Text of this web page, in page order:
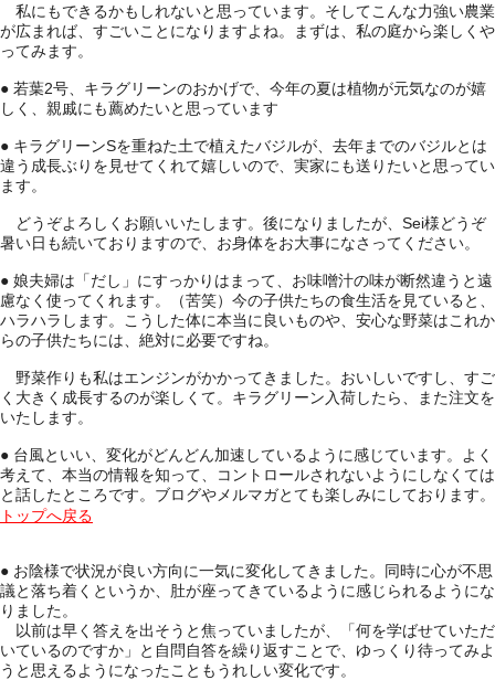
私にもできるかもしれないと思っています。そしてこんな力強い農業
が広まれば、すごいことになりますよね。まずは、私の庭から楽しくや
ってみます。
● 若葉2号、キラグリーンのおかげで、今年の夏は植物が元気なのが嬉
しく、親戚にも薦めたいと思っています
● キラグリーンSを重ねた土で植えたバジルが、去年までのバジルとは
違う成長ぶりを見せてくれて嬉しいので、実家にも送りたいと思ってい
ます。
どうぞよろしくお願いいたします。後になりましたが、Sei様どうぞ
暑い日も続いておりますので、お身体をお大事になさってください。
● 娘夫婦は「だし」にすっかりはまって、お味噌汁の味が断然違うと遠
慮なく使ってくれます。（苦笑）今の子供たちの食生活を見ていると、
ハラハラします。こうした体に本当に良いものや、安心な野菜はこれか
らの子供たちには、絶対に必要ですね。
野菜作りも私はエンジンがかかってきました。おいしいですし、すご
く大きく成長するのが楽しくて。キラグリーン入荷したら、また注文を
いたします。
● 台風といい、変化がどんどん加速しているように感じています。よく
考えて、本当の情報を知って、コントロールされないようにしなくては
と話したところです。ブログやメルマガとても楽しみにしております。
トップへ戻る
● お陰様で状況が良い方向に一気に変化してきました。同時に心が不思
議と落ち着くというか、肚が座ってきているように感じられるようにな
りました。
以前は早く答えを出そうと焦っていましたが、「何を学ばせていただ
いているのですか」と自問自答を繰り返すことで、ゆっくり待ってみよ
うと思えるようになったこともうれしい変化です。